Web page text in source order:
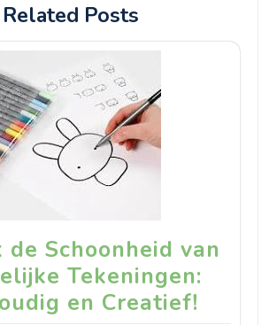
Related Posts
de Schoonheid van
Tekeningen:
en Creatief!